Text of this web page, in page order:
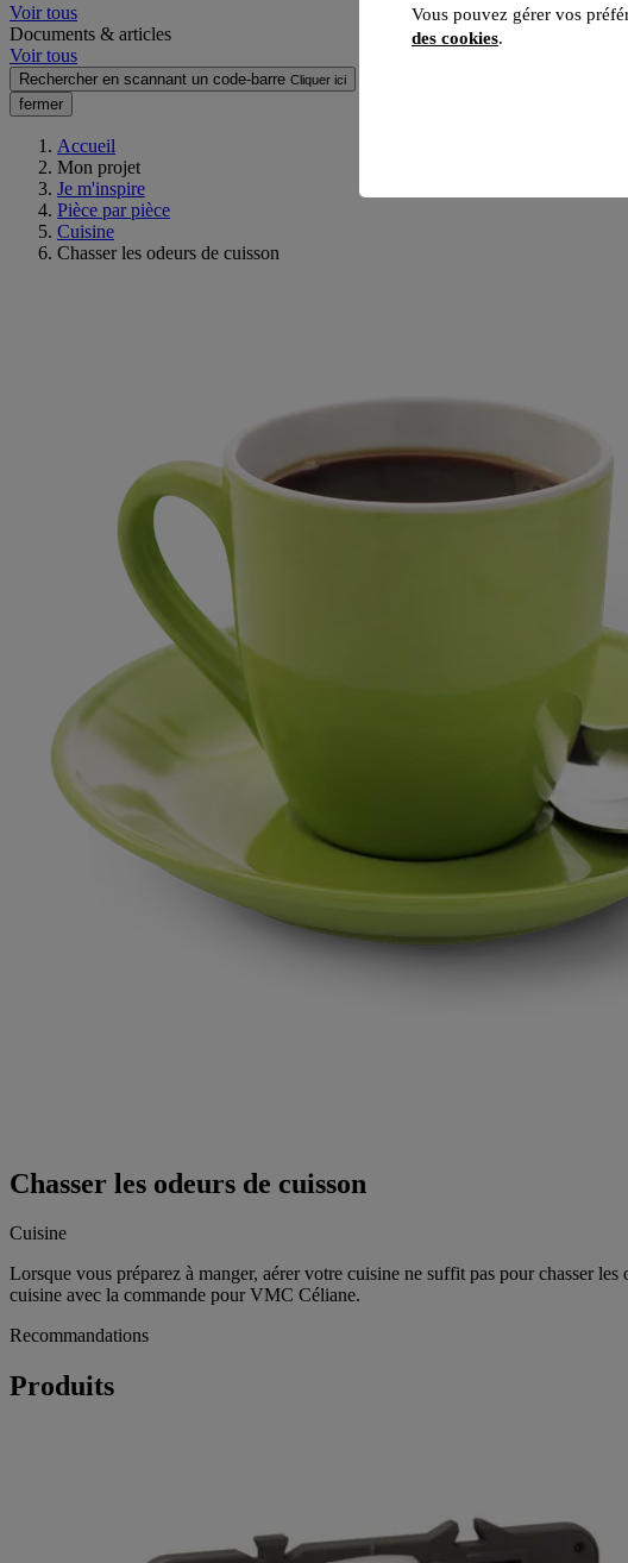
Voir tous
Documents & articles
Voir tous
Rechercher en scannant un code-barre Cliquer ici
fermer
Accueil
Mon projet
Je m'inspire
Pièce par pièce
Cuisine
Chasser les odeurs de cuisson
Chasser les odeurs de cuisson
Cuisine
Lorsque vous préparez à manger, aérer votre cuisine ne suffit pas pour chasser
cuisine avec la commande pour VMC Céliane.
Recommandations
Produits
Vous pouvez gérer vos
des cookies.